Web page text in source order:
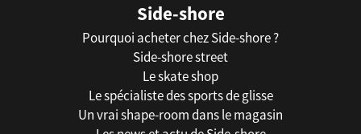
Side-shore
Pourquoi acheter chez Side-shore ?
Side-shore street
Le skate shop
Le spécialiste des sports de glisse
Un vrai shape-room dans le magasin